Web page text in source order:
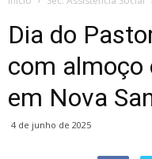
Dia do
com almoço
em Nova
4 de junho de 2025